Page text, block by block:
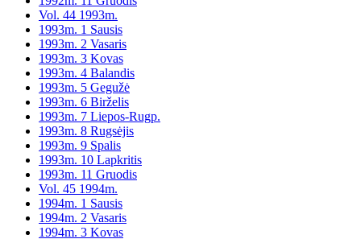
Vol. 44 1993m.
1993m. 1 Sausis
1993m. 2 Vasaris
1993m. 3 Kovas
1993m. 4 Balandis
1993m. 5 Gegužė
1993m. 6 Birželis
1993m. 7 Liepos-Rugp.
1993m. 8 Rugsėjis
1993m. 9 Spalis
1993m. 10 Lapkritis
1993m. 11 Gruodis
Vol. 45 1994m.
1994m. 1 Sausis
1994m. 2 Vasaris
1994m. 3 Kovas